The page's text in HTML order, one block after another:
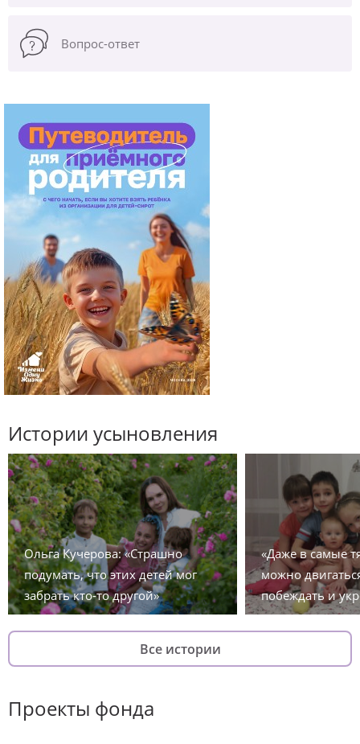
Вопрос-ответ
Истории усыновления
Ольга Кучерова: «Страшно
подумать, что этих детей мог
забрать кто-то другой»
«Даже в самые
можно
побеждать и
Все истории
Проекты фонда